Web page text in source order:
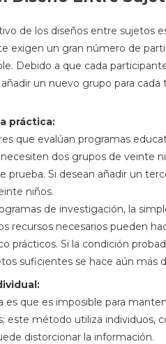
de los diseños entre sujetos
exigen un gran número de
Debido a que cada
un nuevo grupo para
práctica:
que evalúan programas
dos grupos de veinte
prueba. Si desean añadir un
niños.
de investigación, la
recursos necesarios pueden
prácticos. Si la condición
suficientes se hace aún más
es que es imposible para
este método utiliza individuos,
distorcionar la información.